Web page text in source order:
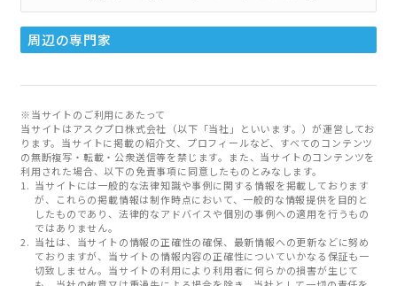
周辺の専門家
※当サイトのご利用にあたって
当サイトはアスクプロ株式会社（以下「当社」といいます。）が運営してお
ります。当サイトに掲載の紹介文、プロフィールなど、すべてのコンテンツ
の無断複写・転載・公衆送信等を禁じます。また、当サイトのコンテンツを
利用された場合、以下の免責事項に同意したものとみなします。
当サイトには一般的な法律知識や事例に関する情報を掲載しております
が、これらの掲載情報は制作時点において、一般的な情報提供を目的と
したものであり、法律的なアドバイスや個別の事例への適用を行うもの
ではありません。
当社は、当サイトの情報の正確性の確保、最新情報への更新などに努め
ておりますが、当サイトの情報内容の正確性についていかなる保証も一
切致しません。当サイトの利用により利用者に何らかの損害が生じて